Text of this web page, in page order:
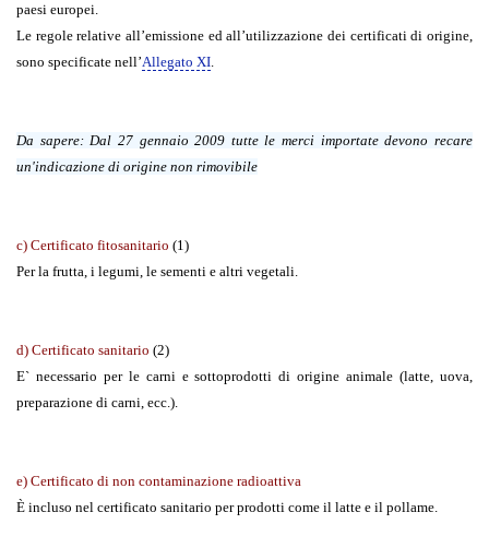
paesi europei.
Le regole relative all’emissione ed all’utilizzazione dei certificati di origine,
sono specificate nell’Allegato XI.
Da sapere: Dal 27 gennaio 2009 tutte le merci importate devono recare
un'indicazione di origine non rimovibile
c) Certificato fitosanitario (1)
Per la frutta, i legumi, le sementi e altri vegetali.
d) Certificato sanitario (2)
E` necessario per le carni e sottoprodotti di origine animale (latte, uova,
preparazione di carni, ecc.).
e) Certificato di non contaminazione radioattiva
È incluso nel certificato sanitario per prodotti come il latte e il pollame.